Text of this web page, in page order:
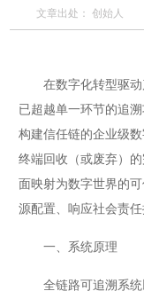
文章出处： 创始人
在数字化转型驱
已超越单一环节的追
构建信任链的企业级
终端回收（或废弃）
面映射为数字世界的
源配置、响应社会责任
一、系统原理
全链路可追溯系